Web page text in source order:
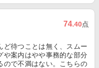
74.40点
ど待つことは無く、スムー
や案内はやや事務的な部分
ので不満はない。こちらの